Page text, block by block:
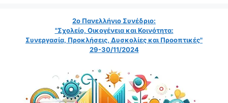
2ο Πανελλήνιο Συνέδριο:
"Σχολείο, Οικογένεια και Κοινότητα:
Συνεργασία, Προκλήσεις, Δυσκολίες και Προοπτικές"
29-30/11/2024